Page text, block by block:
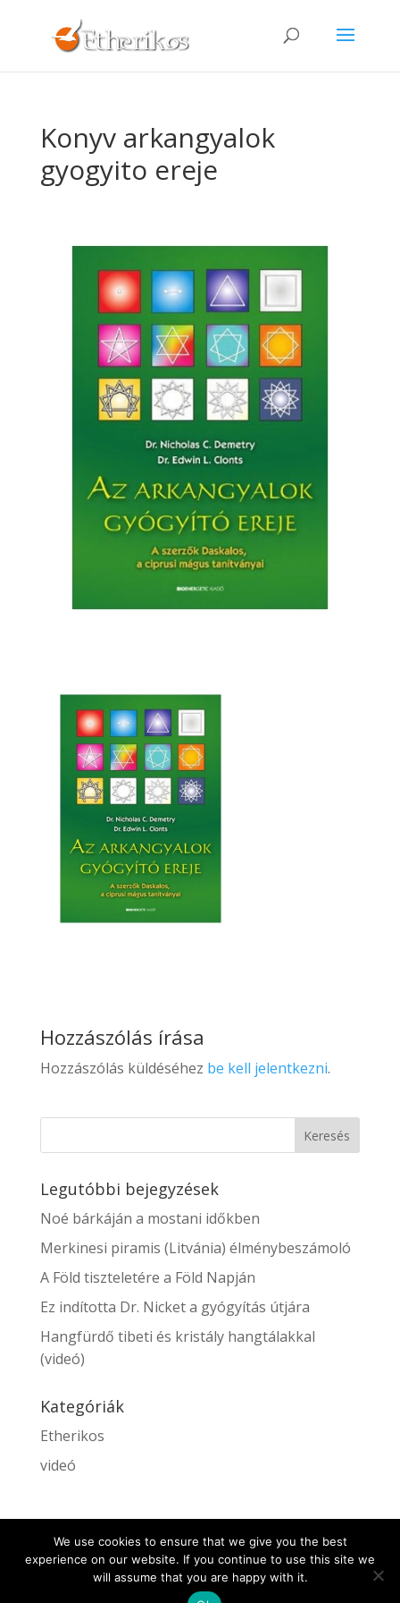
Konyv arkangyalok
gyogyito ereje
Hozzászólás írása
Hozzászólás küldéséhez be kell jelentkezni.
Legutóbbi bejegyzések
Noé bárkáján a mostani időkben
Merkinesi piramis (Litvánia) élménybeszámoló
A Föld tiszteletére a Föld Napján
Ez indította Dr. Nicket a gyógyítás útjára
Hangfürdő tibeti és kristály hangtálakkal
(videó)
Kategóriák
Etherikos
videó
WebshopCompany ltd - London
We use cookies to ensure that we give you the best
experience on our website. If you continue to use this site we
will assume that you are happy with it.